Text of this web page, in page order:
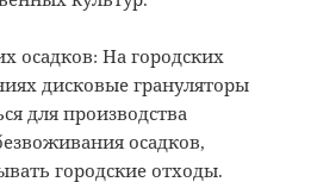
осадков: На городских
дисковые грануляторы
для производства
осадков,
городские отходы.